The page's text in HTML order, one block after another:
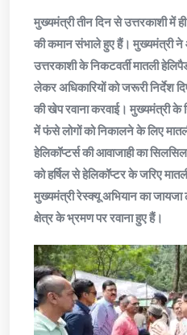
मुख्यमंत्री तीन दिन से उत्तरकाशी में
की कमान संभाले हुए हैं। मुख्यमंत्री
उत्तरकाशी के निकटवर्ती मातली
लेकर अधिकारियों को जरूरी निर्देश
की खेप रवाना करवाई। मुख्यमंत्री के
में फंसे लोगों को निकालने के लिए
हेलिकॉप्टर्स की आवाजाही का
को हर्षिल से हेलिकॉप्टर के जरिए
मुख्यमंत्री रेस्क्यू अभियान का
क्षेत्र के भ्रमण पर रवाना हुए हैं।